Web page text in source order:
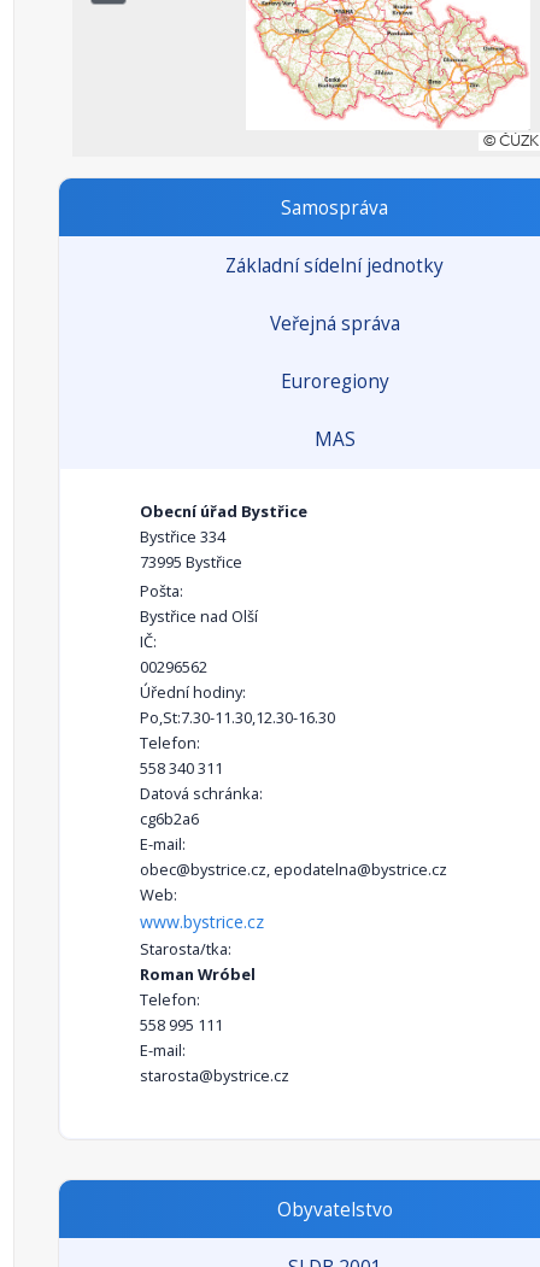
Samospráva
Základní sídelní jednotky
Veřejná správa
Euroregiony
MAS
Obecní úřad Bystřice
Bystřice 334
73995 Bystřice
Pošta:
Bystřice nad Olší
IČ:
00296562
Úřední hodiny:
Po,St:7.30-11.30,12.30-16.30
Telefon:
558 340 311
Datová schránka:
cg6b2a6
E-mail:
obec@bystrice.cz, epodatelna@bystrice.cz
Web:
www.bystrice.cz
Starosta/tka:
Roman Wróbel
Telefon:
558 995 111
E-mail:
starosta@bystrice.cz
Obyvatelstvo